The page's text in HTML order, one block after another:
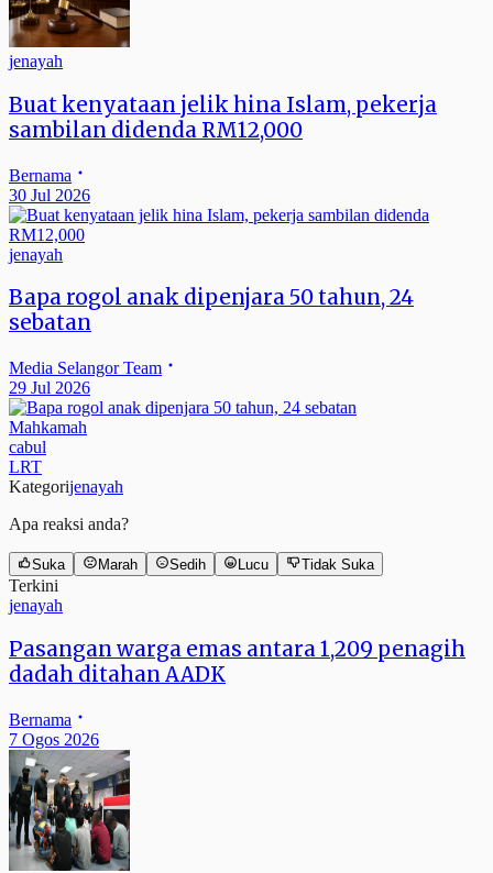
jenayah
Buat kenyataan jelik hina Islam, pekerja
sambilan didenda RM12,000
Bernama
30 Jul 2026
jenayah
Bapa rogol anak dipenjara 50 tahun, 24
sebatan
Media Selangor Team
29 Jul 2026
Mahkamah
cabul
LRT
Kategorijenayah
Apa reaksi anda?
Suka Marah Sedih Lucu Tidak Suka
Terkini
jenayah
Pasangan warga emas antara 1,209 penagih
dadah ditahan AADK
Bernama
7 Ogos 2026